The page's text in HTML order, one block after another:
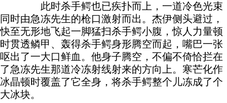
此时杀手鳄也已疾扑而上，一道冷色光束
同时由急冻先生的枪口激射而出。杰伊侧头避过，
快至无形地飞起一脚猛扫杀手鳄小腹，惊人力量顿
时贯透鳞甲、轰得杀手鳄身形腾空而起，嘴巴一张
呕出了一大口鲜血。他身子腾空，不偏不倚恰拦在
了急冻先生那道冷冻射线射来的方向上。寒芒化作
冰晶顿时覆盖了它全身，将杀手鳄整个儿冻成了个
大冰块。